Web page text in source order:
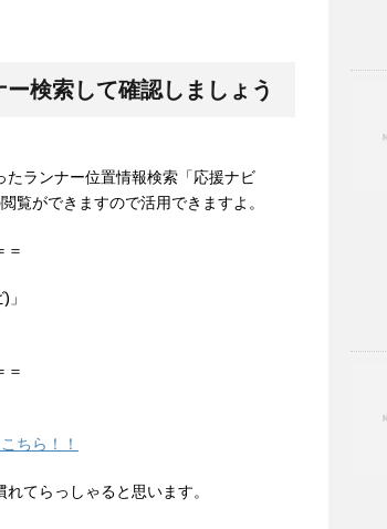
検索して確認しましょう
ランナー位置情報検索「応援ナビ
覧ができますので活用できますよ。
＝
＝
ちら！！
てらっしゃると思います。